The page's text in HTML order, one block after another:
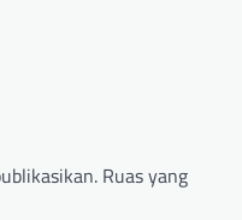
Ruas yang